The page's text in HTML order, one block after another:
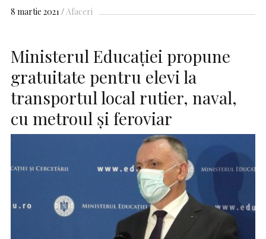
8 martie 2021 Afaceri
Ministerul Educaţiei propune
gratuitate pentru elevi la
transportul local rutier, naval,
cu metroul şi feroviar